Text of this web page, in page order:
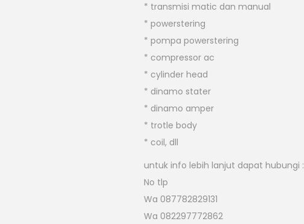
* transmisi matic dan manual
* powerstering
* pompa powerstering
* compressor ac
* cylinder head
* dinamo stater
* dinamo amper
* trotle body
* coil, dll
untuk info lebih lanjut dapat hubungi :
No tlp
Wa 087782829131
Wa 082297772862